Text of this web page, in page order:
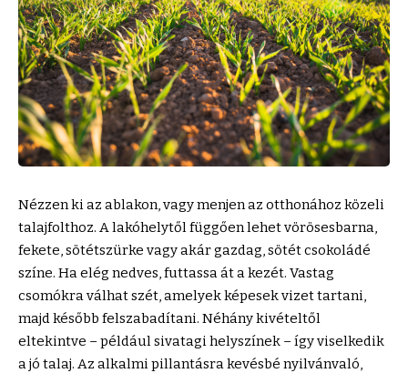
Nézzen ki az ablakon, vagy menjen az otthonához közeli
talajfolthoz. A lakóhelytől függően lehet vörösesbarna,
fekete, sötétszürke vagy akár gazdag, sötét csokoládé
színe. Ha elég nedves, futtassa át a kezét. Vastag
csomókra válhat szét, amelyek képesek vizet tartani,
majd később felszabadítani. Néhány kivételtől
eltekintve – például sivatagi helyszínek – így viselkedik
a jó talaj. Az alkalmi pillantásra kevésbé nyilvánvaló,